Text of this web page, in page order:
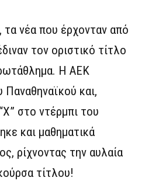
τα νέα που έρχονταν από
τον οριστικό τίτλο
Η ΑΕΚ
Παναθηναϊκού και,
στο ντέρμπι του
και μαθηματικά
ρίχνοντας την αυλαία
τίτλου!